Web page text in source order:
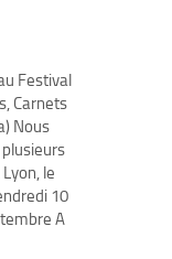
Festival
Carnets
Nous
le
10
A